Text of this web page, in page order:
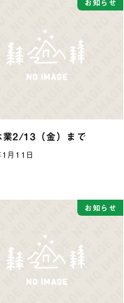
お知らせ
業2/13（金）まで
月11日
お知らせ